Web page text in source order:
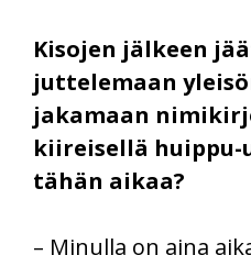
Kisojen jälkeen
juttelemaan
jakamaan
kiireisellä
tähän aikaa?
– Minulla on aina